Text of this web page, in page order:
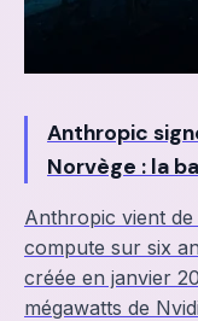
Anthropic
Norvège : la
Anthropic vient de
compute sur six
créée en janvier
mégawatts de